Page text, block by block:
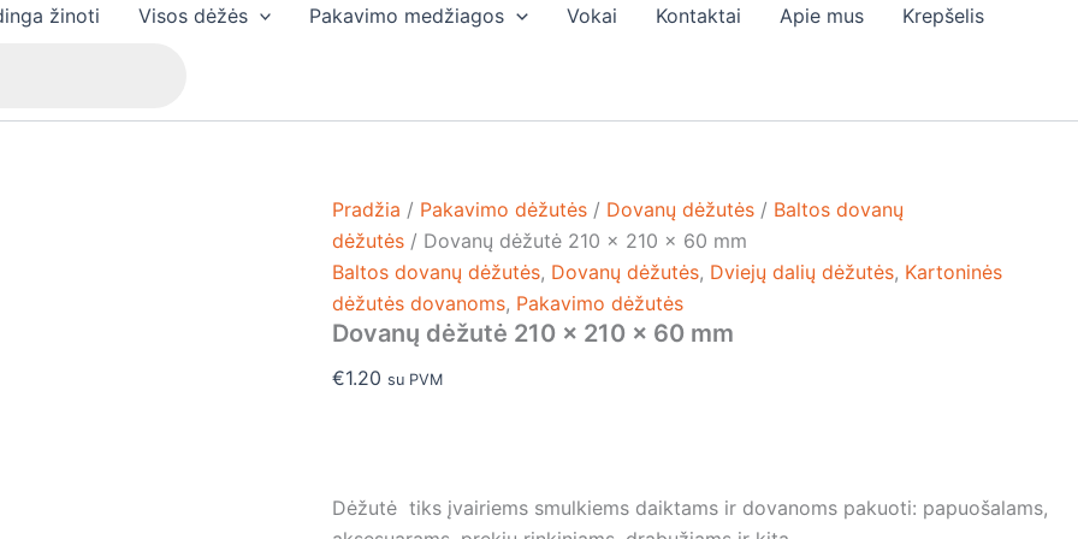
žinoti Visos dėžės Pakavimo medžiagos Vokai Kontaktai Apie mus Krepšelis
Pradžia / Pakavimo dėžutės / Dovanų dėžutės / Baltos dovanų
dėžutės / Dovanų dėžutė 210 x 210 x 60 mm
Baltos dovanų dėžutės, Dovanų dėžutės, Dviejų dalių dėžutės, Kartoninės
dėžutės dovanoms, Pakavimo dėžutės
Dovanų dėžutė 210 x 210 x 60 mm
€1.20 su PVM
Dėžutė tiks įvairiems smulkiems daiktams ir dovanoms pakuoti: papuošalams,
produkto
60